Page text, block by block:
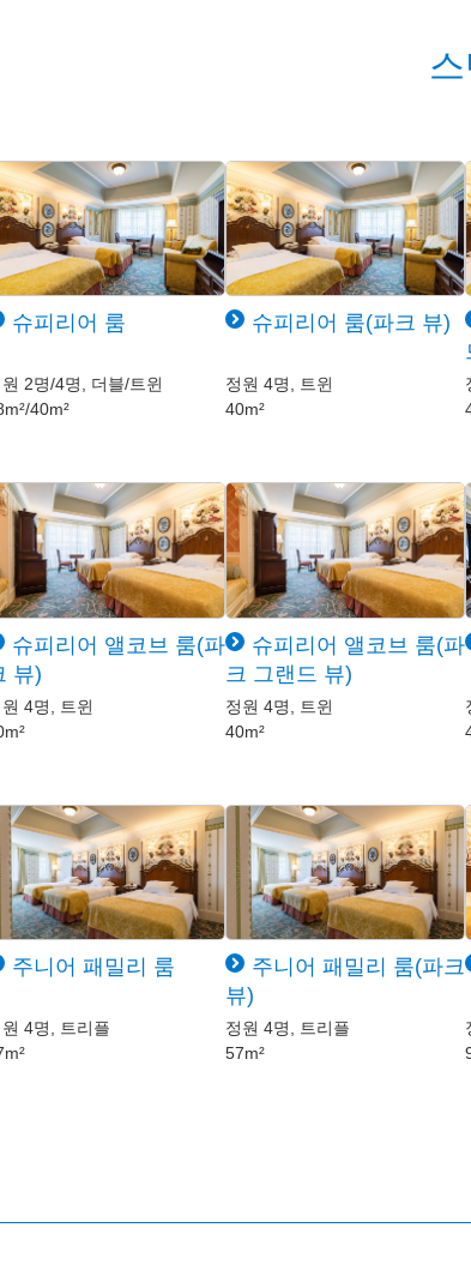
슈피리어 룸
원 2명/4명, 더블/트윈
40m²
슈피리어 룸(파크 뷰)
정원 4명, 트윈
40m²
슈피리어 앨코브 룸(파
뷰)
원 4명, 트윈
슈피리어 앨코브 룸(파
크 그랜드 뷰)
정원 4명, 트윈
40m²
주니어 패밀리 룸
원 4명, 트리플
주니어 패밀리 룸(파크
뷰)
정원 4명, 트리플
57m²